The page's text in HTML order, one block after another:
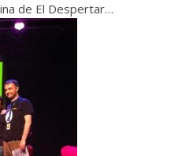
de El Despertar…